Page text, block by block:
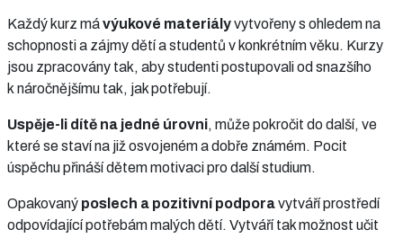
Každý kurz mávýukové materiályvytvořeny s ohledem na
schopnosti a zájmy dětí a studentů v konkrétním věku. Kurzy
jsou zpracovány tak, aby studenti postupovali od snazšího
k náročnějšímu tak, jak potřebují.
Uspěje-li dítě na jedné úrovni, může pokročit do další, ve
které se staví na již osvojeném a dobře známém. Pocit
úspěchu přináší dětem motivaci pro další studium.
Opakovaný poslech a pozitivní podporavytváří prostředí
odpovídající potřebám malých dětí. Vytváří tak možnost učit